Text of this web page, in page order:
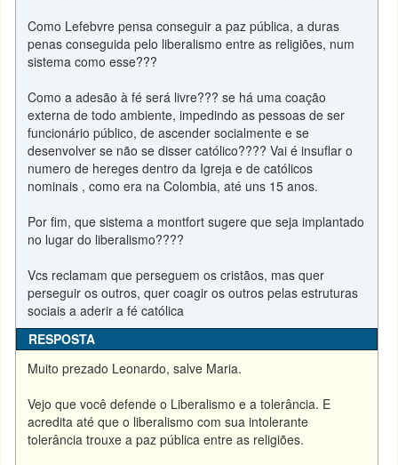
Como Lefebvre pensa conseguir a paz pública, a duras
penas conseguida pelo liberalismo entre as religiões, num
sistema como esse???
Como a adesão à fé será livre??? se há uma coação
externa de todo ambiente, impedindo as pessoas de ser
funcionário público, de ascender socialmente e se
desenvolver se não se disser católico???? Vai é insuflar o
numero de hereges dentro da Igreja e de católicos
nominais , como era na Colombia, até uns 15 anos.
Por fim, que sistema a montfort sugere que seja implantado
no lugar do liberalismo????
Vcs reclamam que perseguem os cristãos, mas quer
perseguir os outros, quer coagir os outros pelas estruturas
sociais a aderir a fé católica
RESPOSTA
Muito prezado Leonardo, salve Maria.
Vejo que você defende o Liberalismo e a tolerância. E
acredita até que o liberalismo com sua intolerante
tolerância trouxe a paz pública entre as religiões.